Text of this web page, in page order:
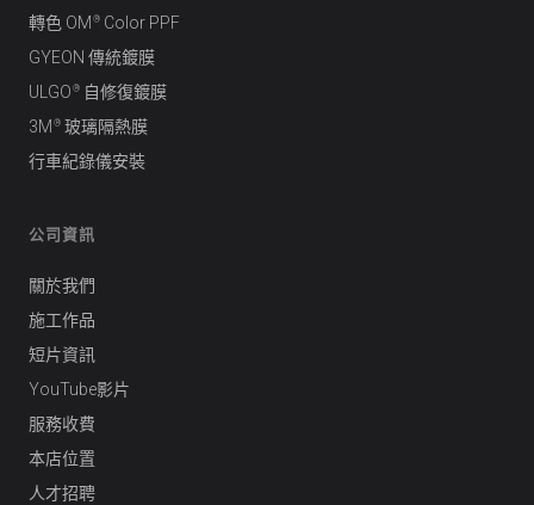
轉色 OM ® Color PPF
GYEON 傳統鍍膜
ULGO ® 自修復鍍膜
3M ® 玻璃隔熱膜
行車紀錄儀安裝
公司資訊
關於我們
施工作品
短片資訊
YouTube影片
服務收費
本店位置
人才招聘